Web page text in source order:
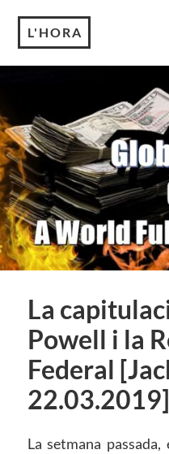
L'HORA
La
Powell i la
Federal
22.03.2019]
La setmana